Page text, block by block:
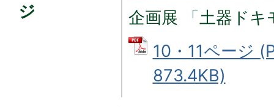
ジ
企画展 「土器ドキ
10・11ページ
873.4KB)